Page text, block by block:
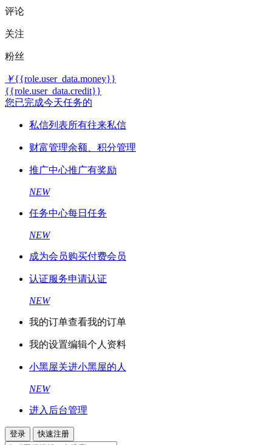
评论
关注
粉丝
￥{{role.user_data.money}}
{{role.user_data.credit}}
您已完成今天任务的
私信列表所有往来私信
财富管理余额、积分管理
推广中心推广有奖励
NEW
任务中心每日任务
NEW
成为会员购买付费会员
认证服务申请认证
NEW
我的订单查看我的订单
我的设置编辑个人资料
小黑屋关进小黑屋的人
NEW
进入后台管理
登录 快速注册